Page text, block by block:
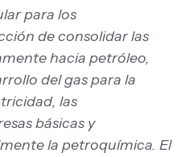
para los
de consolidar las
hacia petróleo,
del gas para la
las
básicas y
la petroquímica. El